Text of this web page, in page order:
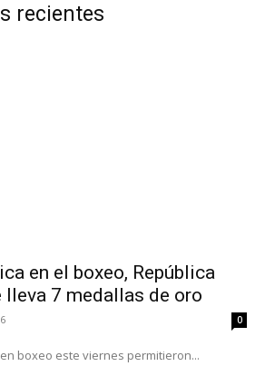
recientes
en el boxeo, República
lleva 7 medallas de oro
0
boxeo este viernes permitieron...